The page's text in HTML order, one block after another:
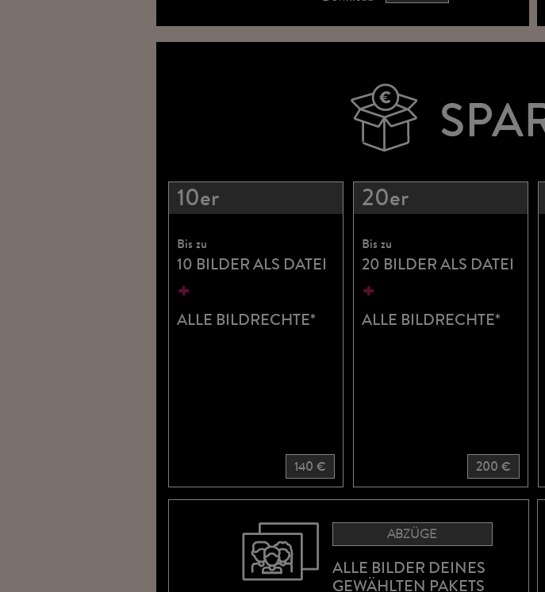
10er
Bis zu
10 BILDER ALS DATEI
+
ALLE BILDRECHTE*
140 €
20er
Bis zu
20 BILDER ALS DATEI
+
ALLE BILDRECHTE*
200 €
ABZÜGE
ALLE BILDER DEINES
GEWÄHLTEN PAKETS